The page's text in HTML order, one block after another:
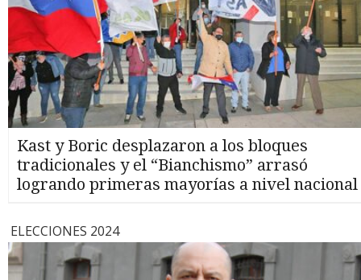
Kast y Boric desplazaron a los bloques
tradicionales y el “Bianchismo” arrasó
logrando primeras mayorías a nivel nacional
ELECCIONES 2024